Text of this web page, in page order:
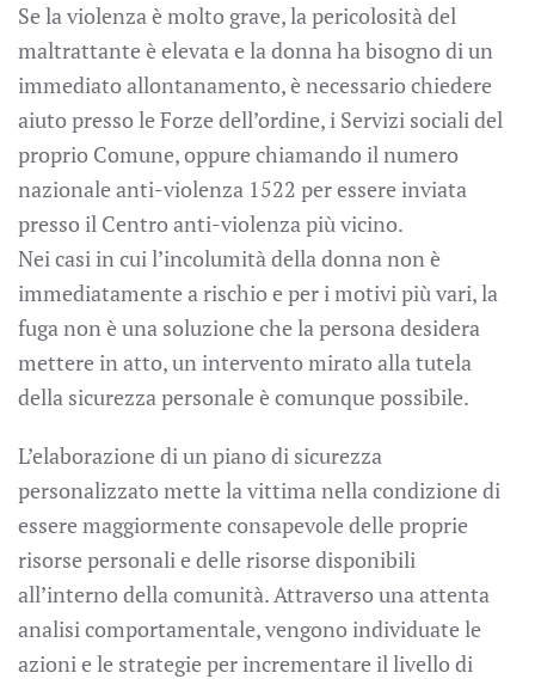
Se la violenza è molto grave, la pericolosità del
maltrattante è elevata e la donna ha bisogno di un
immediato allontanamento, è necessario chiedere
aiuto presso le Forze dell’ordine, i Servizi sociali del
proprio Comune, oppure chiamando il numero
nazionale anti-violenza 1522 per essere inviata
presso il Centro anti-violenza più vicino.
Nei casi in cui l’incolumità della donna non è
immediatamente a rischio e per i motivi più vari, la
fuga non è una soluzione che la persona desidera
mettere in atto, un intervento mirato alla tutela
della sicurezza personale è comunque possibile.
L’elaborazione di un piano di sicurezza
personalizzato mette la vittima nella condizione di
essere maggiormente consapevole delle proprie
risorse personali e delle risorse disponibili
all’interno della comunità. Attraverso una attenta
analisi comportamentale, vengono individuate le
azioni e le strategie per incrementare il livello di